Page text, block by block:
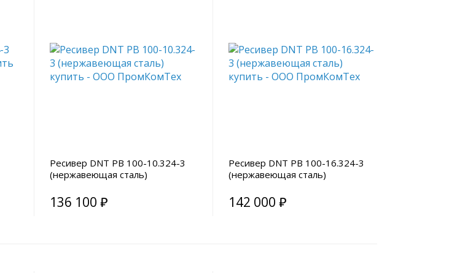
Ресивер DNT РВ 100-10.324-3
(нержавеющая сталь)
136 100 ₽
Ресивер DNT РВ 100-16.324-3
(нержавеющая сталь)
142 000 ₽